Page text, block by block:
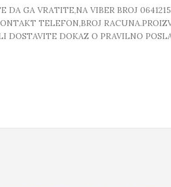
GA VRATITE,NA VIBER BROJ
TELEFON,BROJ
DOSTAVITE DOKAZ O PRAVILNO